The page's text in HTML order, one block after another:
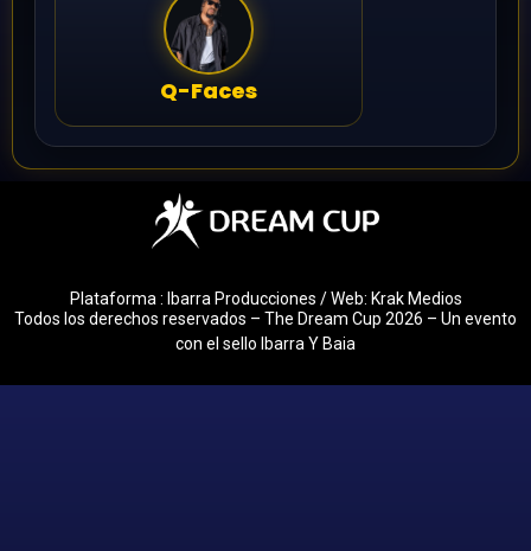
Q-Faces
Plataforma : Ibarra Producciones / Web: Krak Medios
Todos los derechos reservados – The Dream Cup 2026 – Un evento
con el sello Ibarra Y Baia